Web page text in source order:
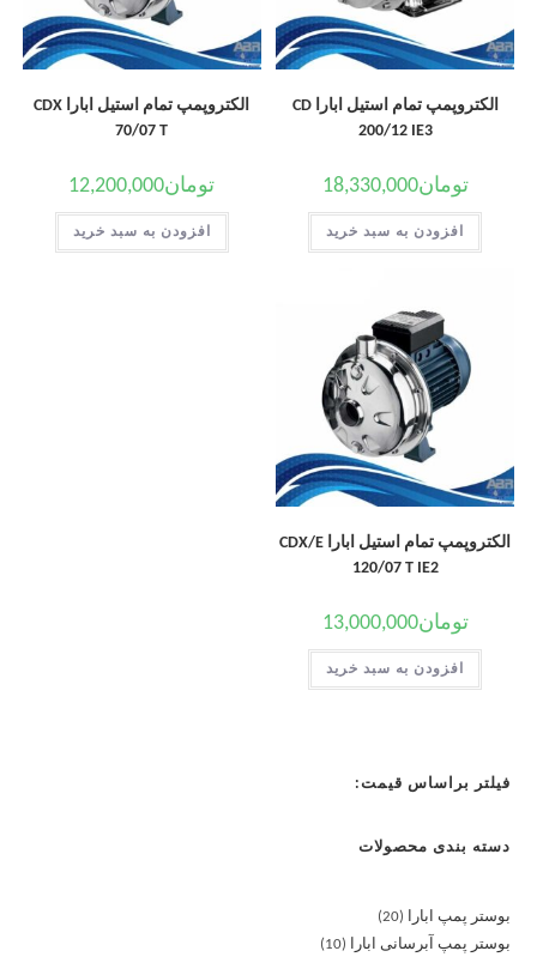
الکتروپمپ تمام استیل ابارا CD
200/12 IE3
تومان18,330,000
افزودن به سبد خرید
الکتروپمپ تمام استیل ابارا CDX
70/07 T
تومان12,200,000
افزودن به سبد خرید
الکتروپمپ تمام استیل ابارا CDX/E
120/07 T IE2
تومان13,000,000
افزودن به سبد خرید
فیلتر براساس قیمت:
دسته بندی محصولات
بوستر پمپ ابارا
20
بوستر پمپ آبرسانی ابارا
10